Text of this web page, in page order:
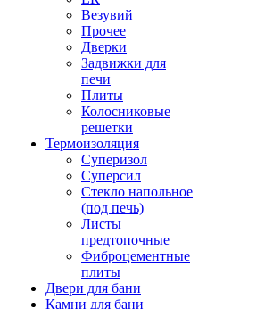
Везувий
Прочее
Дверки
Задвижки для
печи
Плиты
Колосниковые
решетки
Термоизоляция
Суперизол
Суперсил
Стекло напольное
(под печь)
Листы
предтопочные
Фиброцементные
плиты
Двери для бани
Камни для бани